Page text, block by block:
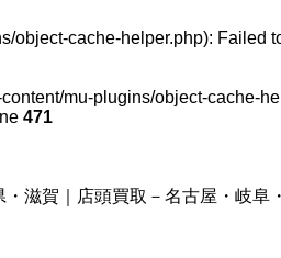
cache-helper.php): Failed
mu-plugins/object-cache-
471
滋賀｜店頭買取－名古屋・岐阜